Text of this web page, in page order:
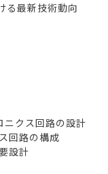
最新技術動向
クス回路の設計
回路の構成
設計